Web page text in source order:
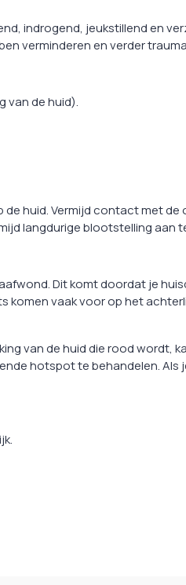
indrogend, jeukstillend en
verminderen en verder
van de huid).
huid. Vermijd contact met de
langdurige blootstelling aan
Dit komt doordat je
komen vaak voor op het
van de huid die rood wordt,
hotspot te behandelen. Als